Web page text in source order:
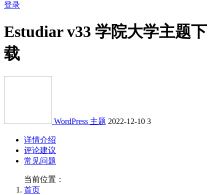
登录
Estudiar v33 学院大学主题下
载
WordPress 主题 2022-12-10 3
详情介绍
评论建议
常见问题
当前位置：
首页